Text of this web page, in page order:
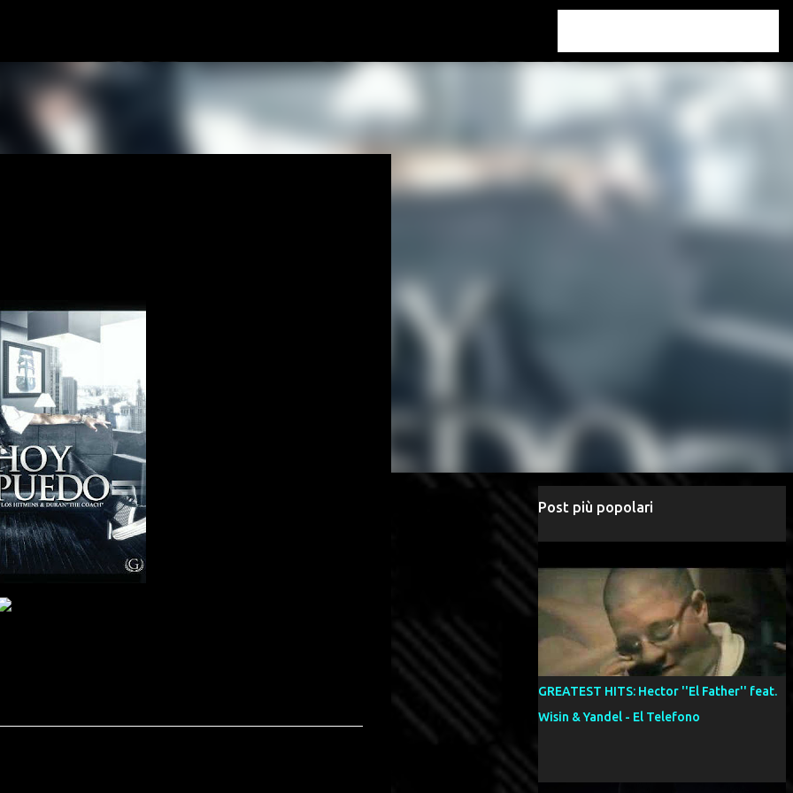
Post più popolari
GREATEST HITS: Hector ''El Father'' feat.
Wisin & Yandel - El Telefono